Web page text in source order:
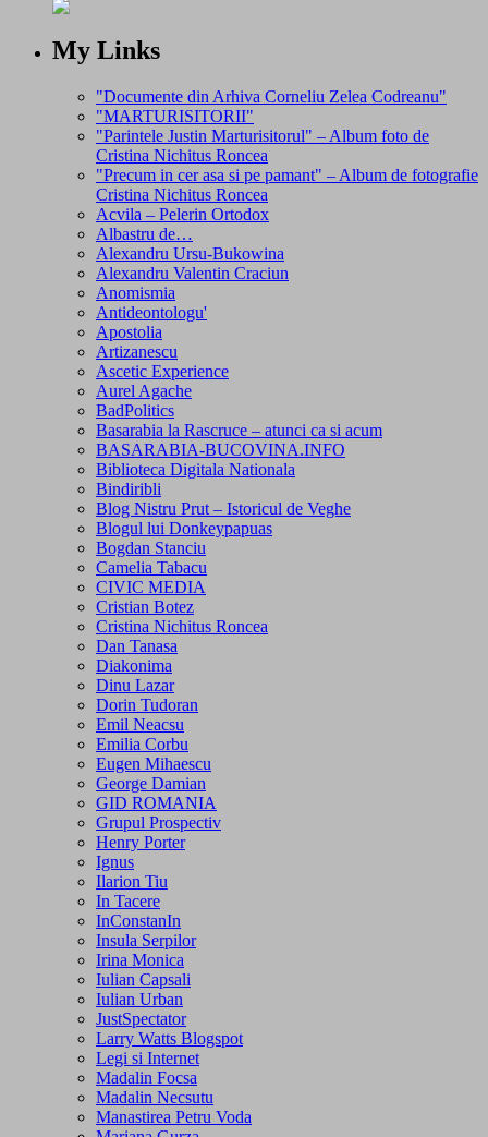
My Links
"Documente din Arhiva Corneliu Zelea Codreanu"
"MARTURISITORII"
"Parintele Justin Marturisitorul" – Album foto de
Cristina Nichitus Roncea
"Precum in cer asa si pe pamant" – Album de fotografie
Cristina Nichitus Roncea
Acvila – Pelerin Ortodox
Albastru de…
Alexandru Ursu-Bukowina
Alexandru Valentin Craciun
Anomismia
Antideontologu'
Apostolia
Artizanescu
Ascetic Experience
Aurel Agache
BadPolitics
Basarabia la Rascruce – atunci ca si acum
BASARABIA-BUCOVINA.INFO
Biblioteca Digitala Nationala
Bindiribli
Blog Nistru Prut – Istoricul de Veghe
Blogul lui Donkeypapuas
Bogdan Stanciu
Camelia Tabacu
CIVIC MEDIA
Cristian Botez
Cristina Nichitus Roncea
Dan Tanasa
Diakonima
Dinu Lazar
Dorin Tudoran
Emil Neacsu
Emilia Corbu
Eugen Mihaescu
George Damian
GID ROMANIA
Grupul Prospectiv
Henry Porter
Ignus
Ilarion Tiu
In Tacere
InConstanIn
Insula Serpilor
Irina Monica
Iulian Capsali
Iulian Urban
JustSpectator
Larry Watts Blogspot
Legi si Internet
Madalin Focsa
Madalin Necsutu
Manastirea Petru Voda